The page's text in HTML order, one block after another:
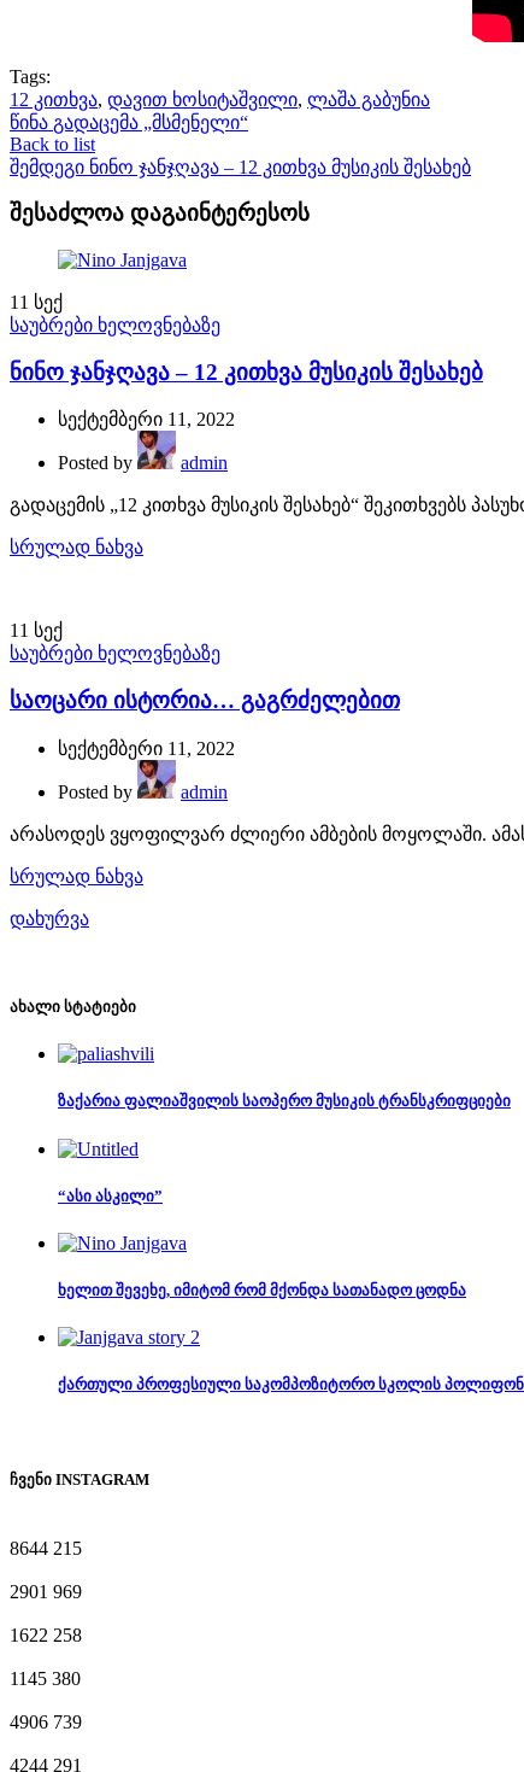
Tags:
12 კითხვა, დავით ხოსიტაშვილი, ლაშა გაბუნია
წინა გადაცემა „მსმენელი“
Back to list
შემდეგი ნინო ჯანჯღავა – 12 კითხვა მუსიკის შესახებ
შესაძლოა დაგაინტერესოს
11 სექ
საუბრები ხელოვნებაზე
ნინო ჯანჯღავა – 12 კითხვა მუსიკის შესახებ
სექტემბერი 11, 2022
Posted by admin
გადაცემის „12 კითხვა მუსიკის შესახებ“ შეკითხვებს
სრულად ნახვა
11 სექ
საუბრები ხელოვნებაზე
საოცარი ისტორია… გაგრძელებით
სექტემბერი 11, 2022
Posted by admin
არასოდეს ვყოფილვარ ძლიერი ამბების მოყოლაში.
სრულად ნახვა
დახურვა
ახალი სტატიები
ზაქარია ფალიაშვილის საოპერო მუსიკის ტრანსკრიფციები
“ასი ასკილი”
ხელით შევეხე, იმიტომ რომ მქონდა სათანადო ცოდნა
ქართული პროფესიული საკომპოზიტორო სკოლის
ჩვენი INSTAGRAM
8644 215
2901 969
1622 258
1145 380
4906 739
4244 291